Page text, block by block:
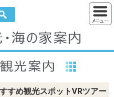
すめ観光スポットVRツアー